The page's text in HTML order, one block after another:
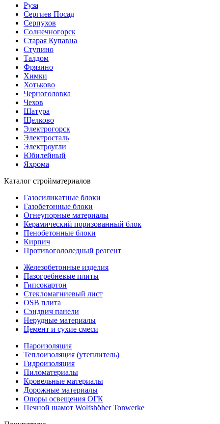
Руза
Сергиев Посад
Серпухов
Солнечногорск
Старая Купавна
Ступино
Талдом
Фрязино
Химки
Хотьково
Черноголовка
Чехов
Шатура
Щелково
Электрогорск
Электросталь
Электроугли
Юбилейный
Яхрома
Каталог стройматериалов
Газосиликатные блоки
Газобетонные блоки
Огнеупорные материалы
Керамический поризованный блок
Пенобетонные блоки
Кирпич
Противогололедный реагент
Железобетонные изделия
Пазогребневые плиты
Гипсокартон
Стекломагниевый лист
OSB плита
Сэндвич панели
Нерудные материалы
Цемент и сухие смеси
Пароизоляция
Теплоизоляция (утеплитель)
Гидроизоляция
Пиломатериалы
Кровельные материалы
Дорожные материалы
Опоры освещения ОГК
Печной шамот Wolfshöher Tonwerke